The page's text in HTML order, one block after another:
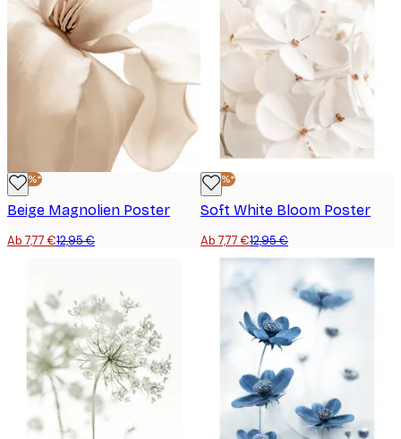
-40%*
Beige Magnolien Poster
Ab 7,77 €12,95 €
-40%*
Soft White Bloom Poster
Ab 7,77 €12,95 €